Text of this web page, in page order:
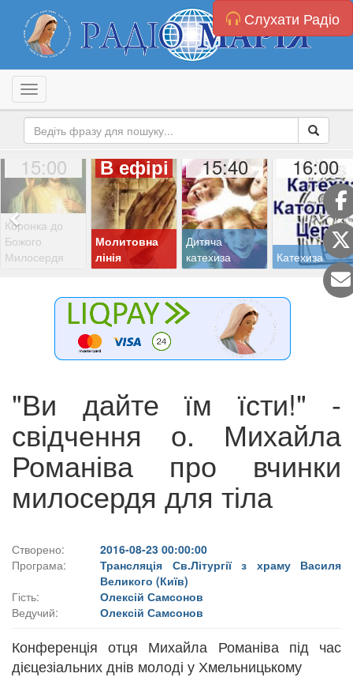
Слухати Радіо
Toggle navigation
15:00
Коронка до
Божого
Милосердя
В ефірі
Молитовна
лінія
15:40
Дитяча
катехиза
16:00
Катехиза
"Ви дайте їм їсти!" -
свідчення о. Михайла
Романіва про вчинки
милосердя для тіла
Створено:
2016-08-23 00:00:00
Програма:
Трансляція Св.Літургії з храму Василя
Великого (Київ)
Гість:
Олексій Самсонов
Ведучий:
Олексій Самсонов
Конференція отця Михайла Романіва під час
дієцезіальних днів молоді у Хмельницькому